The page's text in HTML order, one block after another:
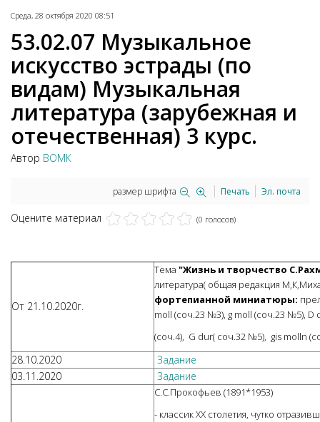
Среда, 28 октября 2020 08:51
53.02.07 Музыкальное
искусство эстрады (по
видам) Музыкальная
литература (зарубежная и
отечественная) 3 курс.
Автор ВОМК
размер шрифта Печать Эл. почта
Оцените материал (0 голосов)
От 21.10.2020г.
Тема "Жизнь и творчество
литература( общая редакция
фортепианной миниатюры:
moll (соч.23 №3), g moll (соч.23 №5), D
(соч.4), G dur( соч.32 №5), gis molln
28.10.2020
Задание
03.11.2020
Задание
С.С.Прокофьев (1891*1953)
- классик XX столетия, чутко